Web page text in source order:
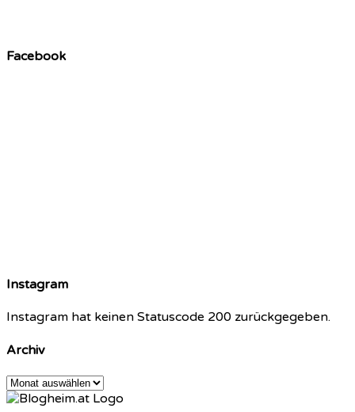
Facebook
Instagram
Instagram hat keinen Statuscode 200 zurückgegeben.
Archiv
Archiv